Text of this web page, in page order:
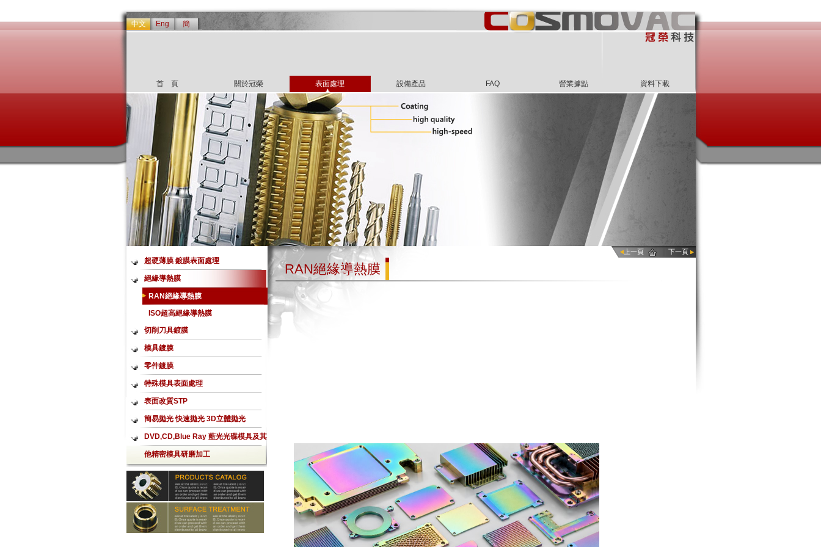
中文 Eng 簡
首 頁 關於冠榮 表面處理 設備產品 FAQ 營業據點 資料下載
超硬薄膜 鍍膜表面處理
絕緣導熱膜
RAN絕緣導熱膜
ISO超高絕緣導熱膜
切削刀具鍍膜
模具鍍膜
零件鍍膜
特殊模具表面處理
表面改質STP
簡易拋光 快速拋光 3D立體拋光
Aerolap噴射式拋光加工
DVD,CD,Blue Ray 藍光光碟模具及其
他精密模具研磨加工
上一頁 下一頁
RAN絕緣導熱膜